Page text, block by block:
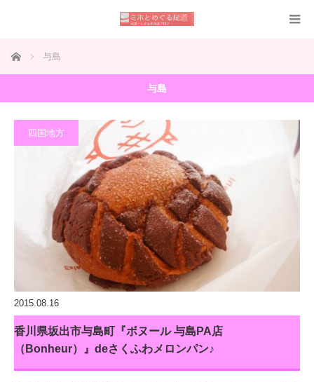
ホーム 与島
与島
四国地方
2015.08.16
香川県坂出市与島町『ボヌール 与島PA店
（Bonheur）』deさくふわメロンパン♪